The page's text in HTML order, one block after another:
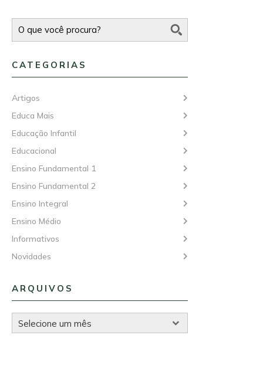
CATEGORIAS
Artigos
Educa Mais
Educação Infantil
Educacional
Ensino Fundamental 1
Ensino Fundamental 2
Ensino Integral
Ensino Médio
Informativos
Novidades
ARQUIVOS